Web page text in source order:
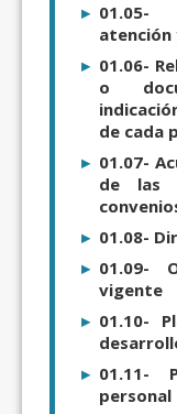
01.05-
01.06-
o
de cada
01.07-
de las
01.08-
01.09-
vigente
01.10-
01.11-
personal